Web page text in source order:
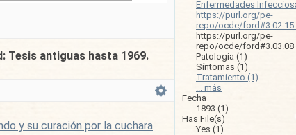
Tesis antiguas hasta 1969.
y su curación por la cuchara
Enfermedades
https://purl.org/pe-
repo/ocde/ford#3.02.15
https://purl.org/pe-
repo/ocde/ford#3.03.08
Patología (1)
Síntomas (1)
Tratamiento (1)
... más
Fecha
1893 (1)
Has File(s)
Yes (1)